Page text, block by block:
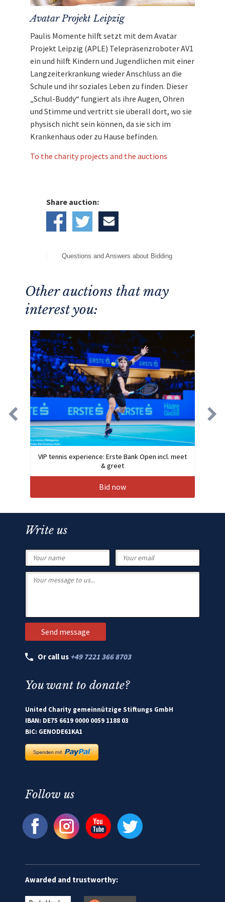
Avatar Projekt Leipzig
Paulis Momente hilft setzt mit dem Avatar
Projekt Leipzig (APLE) Telepräsenzroboter AV1
ein und hilft Kindern und Jugendlichen mit einer
Langzeiterkrankung wieder Anschluss an die
Schule und ihr soziales Leben zu finden. Dieser
„Schul-Buddy“ fungiert als ihre Augen, Ohren
und Stimme und vertritt sie überall dort, wo sie
physisch nicht sein können, da sie sich im
Krankenhaus oder zu Hause befinden.
To the charity projects and the auctions
Share auction:
Questions and Answers about Bidding
Other auctions that may
interest you:
VIP tennis experience: Erste Bank Open incl. meet
& greet
Bid now
Write us
Or call us +49 7221 366 8703
You want to donate?
United Charity gemeinnützige Stiftungs GmbH
IBAN: DE75 6619 0000 0059 1188 03
BIC: GENODE61KA1
Follow us
Awarded and trustworthy: